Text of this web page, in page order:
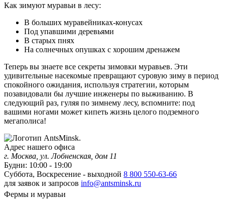
Как зимуют муравьи в лесу:
В больших муравейниках-конусах
Под упавшими деревьями
В старых пнях
На солнечных опушках с хорошим дренажем
Теперь вы знаете все секреты зимовки муравьев. Эти
удивительные насекомые превращают суровую зиму в период
спокойного ожидания, используя стратегии, которым
позавидовали бы лучшие инженеры по выживанию. В
следующий раз, гуляя по зимнему лесу, вспомните: под
вашими ногами может кипеть жизнь целого подземного
мегаполиса!
Адрес нашего офиса
г. Москва, ул. Лобненская, дом 11
Будни: 10:00 - 19:00
Суббота, Воскресение - выходной 8 800 550-63-66
для заявок и запросов info@antsminsk.ru
Фермы и муравьи